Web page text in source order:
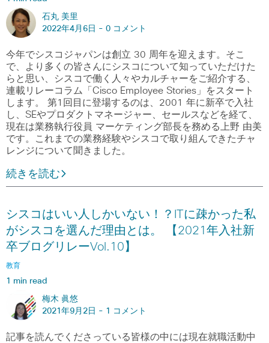
石丸 美里
2022年4月6日 - 0 コメント
今年でシスコジャパンは創立 30 周年を迎えます。そこ
で、より多くの皆さんにシスコについて知っていただけた
らと思い、シスコで働く人々やカルチャーをご紹介する、
連載リレーコラム「Cisco Employee Stories」をスタート
します。 第1回目に登場するのは、2001 年に新卒で入社
し、SEやプロダクトマネージャー、セールスなどを経て、
現在は業務執行役員 マーケティング部長を務める上野 由美
です。これまでの業務経験やシスコで取り組んできたチャ
レンジについて聞きました。
続きを読む
シスコはいい人しかいない！？ITに疎かった私
がシスコを選んだ理由とは。 【2021年入社新
卒ブログリレーVol.10】
教育
1 min read
梅木 眞悠
2021年9月2日 - 1 コメント
記事を読んでくださっている皆様の中には現在就職活動中